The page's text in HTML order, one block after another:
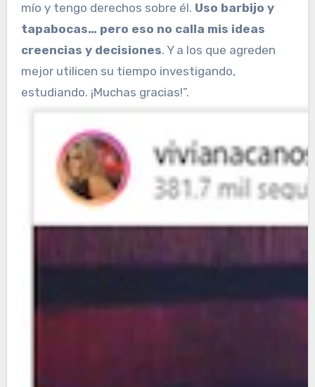
mío y tengo derechos sobre él. Uso barbijo y
tapabocas… pero eso no calla mis ideas
creencias y decisiones. Y a los que agreden
mejor utilicen su tiempo investigando,
estudiando. ¡Muchas gracias!”.